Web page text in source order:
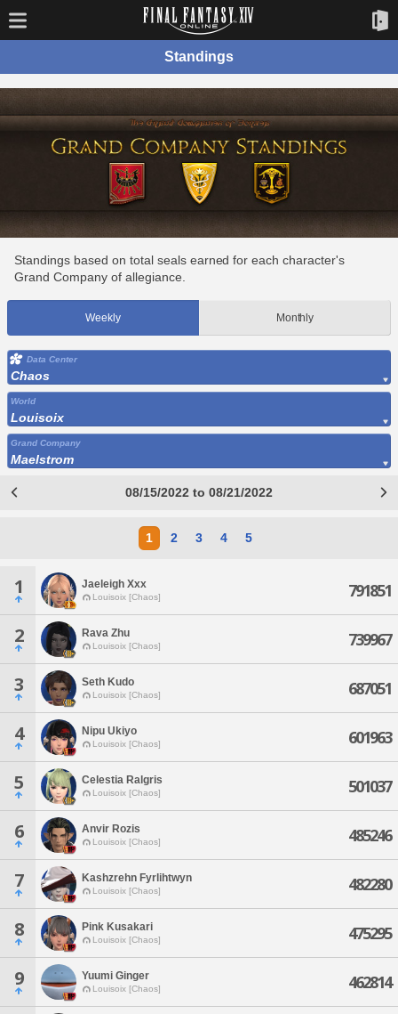
Standings
Standings based on total seals earned for each character's
Grand Company of allegiance.
Weekly Monthly
Data Center
Chaos
World
Louisoix
Grand Company
Maelstrom
08/15/2022 to 08/21/2022
1 2 3 4 5
1 Jaeleigh Xxx
Louisoix [Chaos] 791851
2 Rava Zhu
Louisoix [Chaos] 739967
3 Seth Kudo
Louisoix [Chaos] 687051
4 Nipu Ukiyo
Louisoix [Chaos] 601963
5 Celestia Ralgris
Louisoix [Chaos] 501037
6 Anvir Rozis
Louisoix [Chaos] 485246
7 Kashzrehn Fyrlihtwyn
Louisoix [Chaos] 482280
8 Pink Kusakari
Louisoix [Chaos] 475295
9 Yuumi Ginger
Louisoix [Chaos] 462814